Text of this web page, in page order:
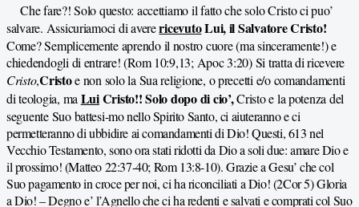
Che fare?! Solo questo: accettiamo il fatto che solo Cristo ci puo’
salvare. Assicuriamoci di averericevutoLui, il Salvatore Cristo!
Come? Semplicemente aprendo il nostro cuore (ma sinceramente!) e
chiedendogli di entrare! (Rom 10:9,13; Apoc 3:20) Si tratta di ricevere
Cristo,Cristoe non solo la Sua religione, o precetti e/o comandamenti
di teologia, ma LuiCristo!! Solo dopo di cio’,Cristo e la potenza del
seguente Suo battesi-mo nello Spirito Santo, ci aiuteranno e ci
permetteranno di ubbidire ai comandamenti di Dio! Questi, 613 nel
Vecchio Testamento, sono ora stati ridotti da Dio a soli due: amare Dio e
il prossimo! (Matteo 22:37-40; Rom 13:8-10). Grazie a Gesu’ che col
Suo pagamento in croce per noi, ci ha riconciliati a Dio! (2Cor 5) Gloria
a Dio! – Degno e’ l’Agnello che ci ha redenti e salvati e comprati col Suo